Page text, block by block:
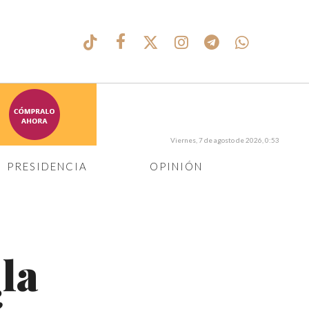
PRESIDENCIA OPINIÓN
Viernes, 7 de agosto de 2026, 0:53